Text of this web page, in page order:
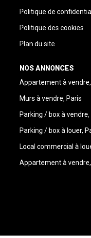
Politique de
Politique des cookies
Plan du site
NOS ANNONCES
Appartement à
Murs à vendre, Paris
Parking / box à vendre,
Parking / box à louer,
Local commercial à
Appartement à